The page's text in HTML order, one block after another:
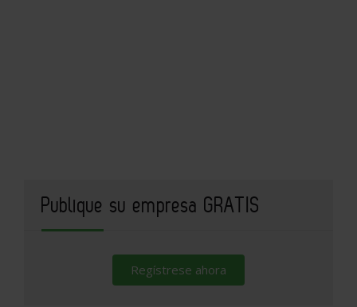
Publique su empresa GRATIS
Regístrese ahora